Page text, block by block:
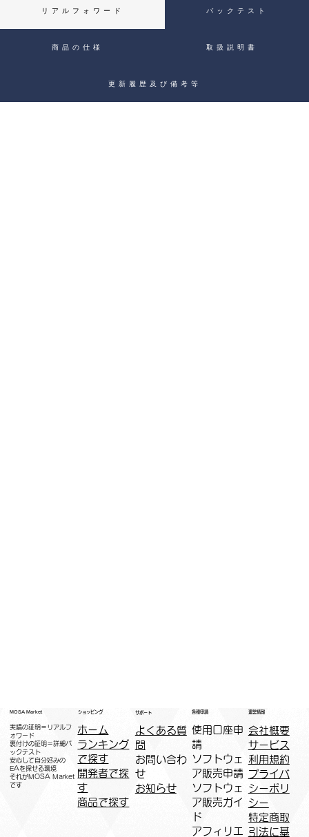
リアルフォワード バックテスト
商品の仕様 取扱説明書
更新履歴及び備考等
MOSA Market
実績の証明＝リアルフ
ォワード
裏付けの証明＝詳細バ
ックテスト
安心して自分好みの
EAを探せる環境
​それがMOSA Market
です
ショッピング
ホーム
ランキング
で探す
開発者で探
す
商品で探す
サポート
よくある質
問
お問い合わ
せ
お知らせ
各種申請
​使用口座申
請
ソフトウェ
ア販売申請
ソフトウェ
ア販売ガイ
ド
アフィリエ
運営情報
会社概要
サービス
利用規約
プライバ
シーポリ
シー
特定商取
引法に基